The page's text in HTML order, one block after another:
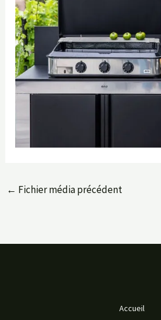
← Fichier média précédent
Accueil